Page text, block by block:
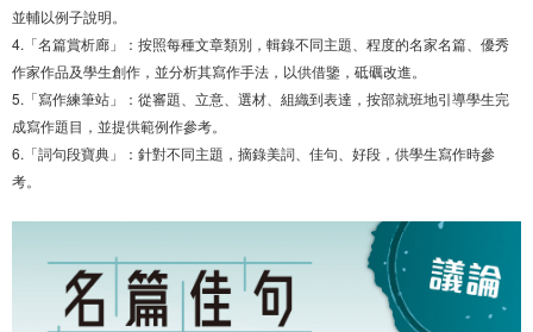
並輔以例子說明。
4.「名篇賞析廊」：按照每種文章類別，輯錄不同主題、程度的名家名篇、優秀
作家作品及學生創作，並分析其寫作手法，以供借鑒，砥礪改進。
5.「寫作練筆站」：從審題、立意、選材、組織到表達，按部就班地引導學生完
成寫作題目，並提供範例作參考。
6.「詞句段寶典」：針對不同主題，摘錄美詞、佳句、好段，供學生寫作時參
考。